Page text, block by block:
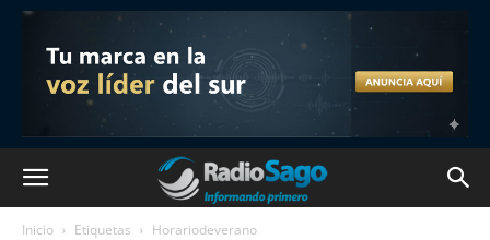
Inicio Etiquetas Horariodeverano